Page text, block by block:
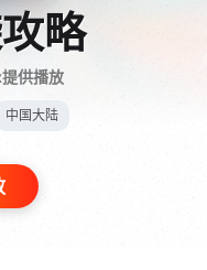
略
供播放
中国大陆